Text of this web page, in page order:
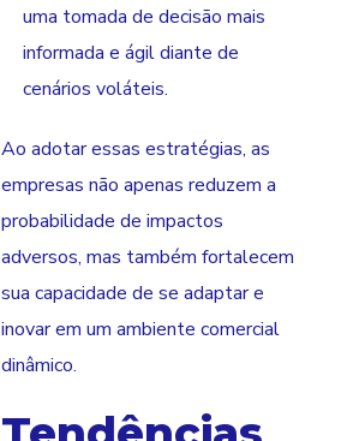
uma tomada de decisão mais
informada e ágil diante de
cenários voláteis.
Ao adotar essas estratégias, as
empresas não apenas reduzem a
probabilidade de impactos
adversos, mas também fortalecem
sua capacidade de se adaptar e
inovar em um ambiente comercial
dinâmico.